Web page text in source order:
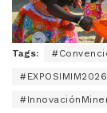
Tags:
#EXPOSIMIM2026